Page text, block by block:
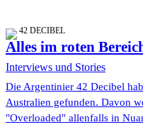
42 DECIBEL
Alles im roten
Interviews und Stories
Die Argentinier 42 Decibel
Australien gefunden. Davon
"Overloaded" allenfalls in